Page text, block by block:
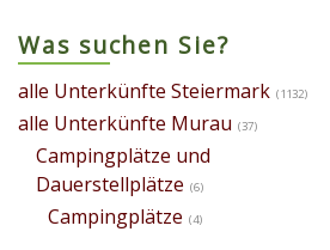
Was suchen Sie?
alle Unterkünfte Steiermark (1132)
alle Unterkünfte Murau (37)
Campingplätze und
Dauerstellplätze (6)
Campingplätze (4)